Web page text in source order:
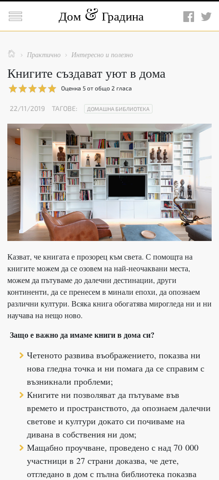
 Дом Градина
  Практично  Интересно и полезно
Книгите създават уют в дома
Оценка 5 от общо 2 гласа
22/11/2019 ТАГОВЕ: ДОМАШНА БИБЛИОТЕКА
Казват, че книгата е прозорец към света. С помощта на
книгите можем да се озовем на най-неочаквани места,
можем да пътуваме до далечни дестинации, други
континенти, да се пренесем в минали епохи, да опознаем
различни култури. Всяка книга обогатява мирогледа ни и ни
научава на нещо ново.
Защо е важно да имаме книги в дома си?
Четеното развива въображението, показва ни
нова гледна точка и ни помага да се справим с
възникнали проблеми;
Книгите ни позволяват да пътуваме във
времето и пространството, да опознаем далечни
светове и култури докато си почиваме на
дивана в собствения ни дом;
Мащабно проучване, проведено с над 70 000
участници в 27 страни доказва, че дете,
отгледано в дом с пълна библиотека показва